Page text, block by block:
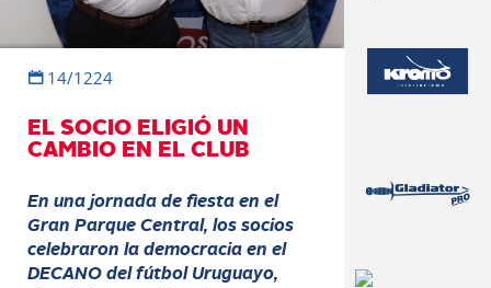
14/1224
EL SOCIO ELIGIÓ UN
CAMBIO EN EL CLUB
En una jornada de fiesta en el
Gran Parque Central, los socios
celebraron la democracia en el
DECANO del fútbol Uruguayo,